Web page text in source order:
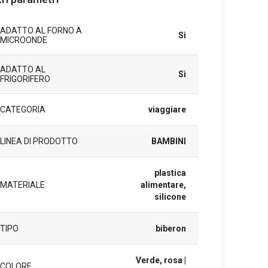
ADATTO AL FORNO A
MICROONDE
Sì
ADATTO AL
FRIGORIFERO
Sì
CATEGORIA viaggiare
LINEA DI PRODOTTO BAMBINI
MATERIALE
plastica
alimentare,
silicone
TIPO biberon
Verde, rosa